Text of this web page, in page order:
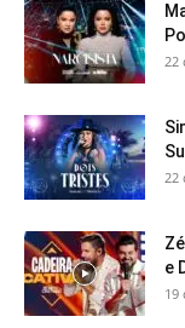
22
22
e
19